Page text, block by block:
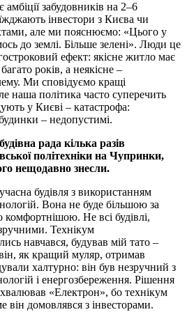
забудовників на 2–6
інвестори з Києва чи
але ми пояснюємо: «Цього у
до землі. Більше зелені». Люди це
ефект: якісне житло має
років, а неякісне –
Ми сповідуємо кращі
наша політика часто суперечить
у Києві – катастрофа:
– недопустимі.
рада кілька разів
політехніки на Чупринки,
нещодавно знесли.
будівля з використанням
Вона не буде більшою за
комфортнішою. Не всі будівлі,
Технікум
навчався, будував мій тато –
як кращий муляр, отримав
халтурно: він був незручний з
і енергозбереження. Рішення
«Електрон», бо технікум
він домовлявся з інвесторами.